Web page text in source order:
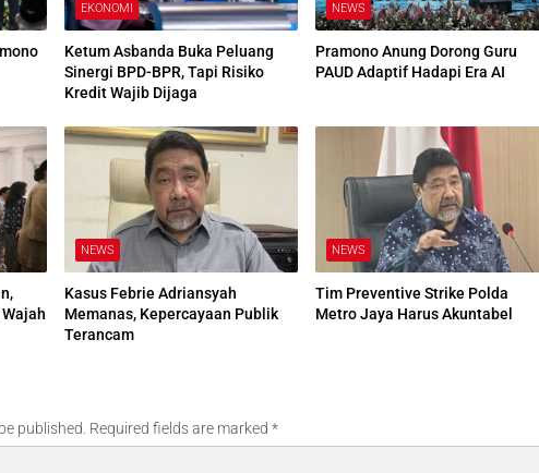
EKONOMI
Ketum Asbanda Buka Peluang
Sinergi BPD-BPR, Tapi Risiko
Kredit Wajib Dijaga
NEWS
Pramono Anung Dorong Guru
PAUD Adaptif Hadapi Era AI
NEWS
Kasus Febrie Adriansyah
Memanas, Kepercayaan Publik
Terancam
NEWS
Tim Preventive Strike Polda
Metro Jaya Harus Akuntabel
published. Required fields are marked *